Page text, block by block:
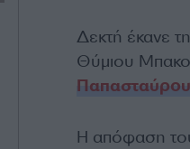
Δεκτή έκανε
Θύμιου
Η απόφαση